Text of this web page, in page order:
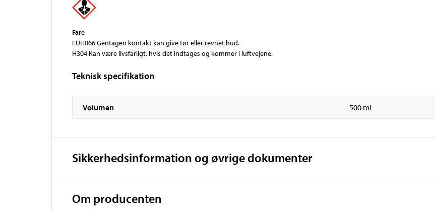
Fare
EUH066 Gentagen kontakt kan give tør eller revnet hud.
H304 Kan være livsfarligt, hvis det indtages og kommer i luftvejene.
Teknisk specifikation
Volumen 500 ml
Sikkerhedsinformation og øvrige dokumenter
Om producenten